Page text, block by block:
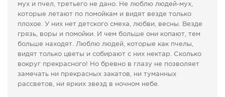
ФОТО
мух и пчел, третьего не дано. Не люблю людей-мух,
которые летают по помойкам и видят везде только
плохое. У них нет детского смеха, любви, весны. Везде
грязь, воры и помойки. И чем больше они копают, тем
больше находят. Люблю людей, которые как пчелы,
видят только цветы и собирают с них нектар. Сколько
вокруг прекрасного! Но бревно в глазу не позволяет
замечать ни прекрасных закатов, ни туманных
рассветов, ни ярких звезд в ночном небе.